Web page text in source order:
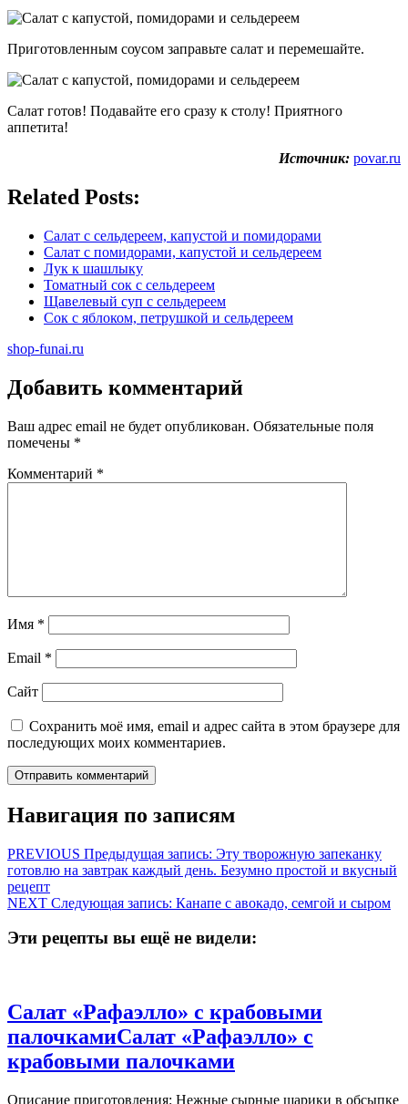
Приготовленным соусом заправьте салат и перемешайте.
Салат готов! Подавайте его сразу к столу! Приятного
аппетита!
Источник: povar.ru
Related Posts:
Салат с сельдереем, капустой и помидорами
Салат с помидорами, капустой и сельдереем
Лук к шашлыку
Томатный сок с сельдереем
Щавелевый суп с сельдереем
Сок с яблоком, петрушкой и сельдереем
shop-funai.ru
Добавить комментарий
Ваш адрес email не будет опубликован. Обязательные поля
помечены *
Комментарий *
Имя *
Email *
Сайт
Сохранить моё имя, email и адрес сайта в этом браузере для
последующих моих комментариев.
Навигация по записям
PREVIOUS Предыдущая запись: Эту творожную запеканку
готовлю на завтрак каждый день. Безумно простой и вкусный
рецепт
NEXT Следующая запись: Канапе с авокадо, семгой и сыром
Эти рецепты вы ещё не видели:
Салат «Рафаэлло» с крабовыми
палочкамиСалат «Рафаэлло» с
крабовыми палочками
Описание приготовления: Нежные сырные шарики в обсыпке